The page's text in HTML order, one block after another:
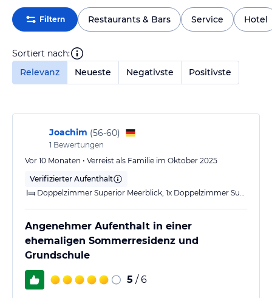
Filtern Restaurants & Bars Service Hotel
Sortiert nach:
Relevanz
Neueste Negativste Positivste
Joachim (56-60)
1 Bewertungen
Vor 10 Monaten • Verreist als Familie im Oktober 2025
Verifizierter Aufenthalt
Doppelzimmer Superior Meerblick, 1x Doppelzimmer Superior Ozeanblick
Angenehmer Aufenthalt in einer
ehemaligen Sommerresidenz und
Grundschule
5 / 6